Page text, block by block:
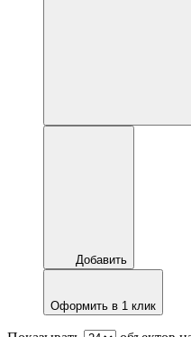
Добавить
Оформить в 1 клик